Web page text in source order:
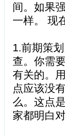
间。如果
一样。 现
1.前期策
查。你需
有关的。
点应该没
么。这点
家都明白